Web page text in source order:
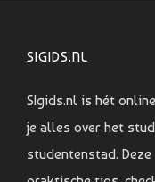
SIGIDS.NL
SIgids.nl is hét
je alles over het
studentenstad.